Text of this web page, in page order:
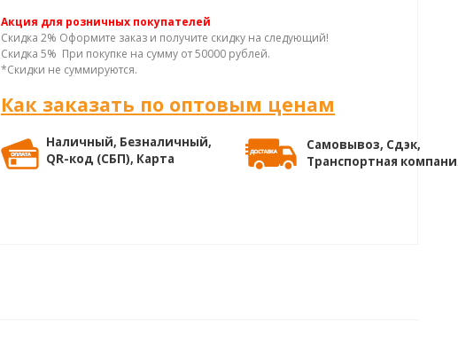
Акция для розничных покупателей
Скидка 2% Оформите заказ и получите скидку на следующий!
Скидка 5% При покупке на сумму от 50000 рублей.
*Скидки не суммируются.
Как заказать по оптовым ценам
Наличный, Безналичный,
QR-код (СБП), Карта
Самовывоз, Сдэк,
Транспортная